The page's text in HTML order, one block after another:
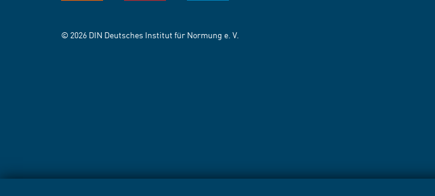
© 2026 DIN Deutsches Institut für Normung e. V.